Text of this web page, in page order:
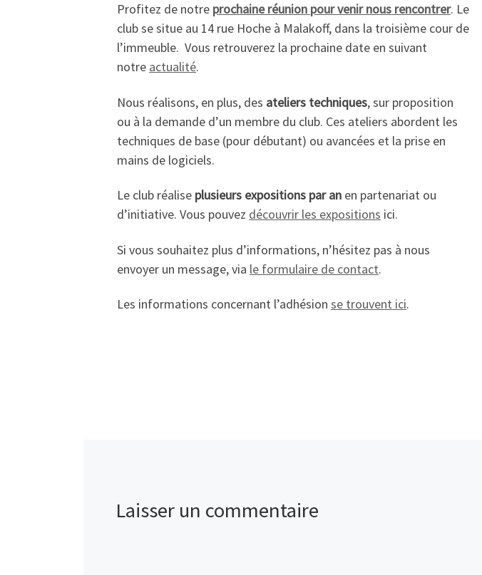
Profitez de notre prochaine réunion pour venir nous rencontrer. Le
club se situe au 14 rue Hoche à Malakoff, dans la troisième cour de
l’immeuble. Vous retrouverez la prochaine date en suivant
notre actualité.
Nous réalisons, en plus, des ateliers techniques, sur proposition
ou à la demande d’un membre du club. Ces ateliers abordent les
techniques de base (pour débutant) ou avancées et la prise en
mains de logiciels.
Le club réalise plusieurs expositions par an en partenariat ou
d’initiative. Vous pouvez découvrir les expositions ici.
Si vous souhaitez plus d’informations, n’hésitez pas à nous
envoyer un message, via le formulaire de contact.
Les informations concernant l’adhésionse trouvent ici.
Laisser un commentaire